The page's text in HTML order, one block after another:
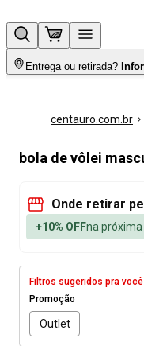
Entrega ou retirada?
centauro.com.br
bola de vôlei
Onde retirar
+10% OFFna
Filtros sugeridos pra você
Promoção
Outlet